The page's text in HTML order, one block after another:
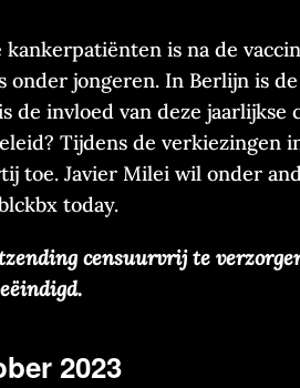
kankerpatiënten is na de
onder jongeren. In Berlijn is
de invloed van deze
Tijdens de verkiezingen
toe. Javier Milei wil onder
today.
censuurvrij te
2023